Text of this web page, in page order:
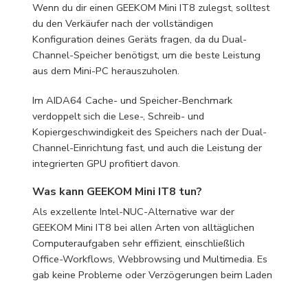
Wenn du dir einen GEEKOM Mini IT8 zulegst, solltest
du den Verkäufer nach der vollständigen
Konfiguration deines Geräts fragen, da du Dual-
Channel-Speicher benötigst, um die beste Leistung
aus dem Mini-PC herauszuholen.
Im AIDA64 Cache- und Speicher-Benchmark
verdoppelt sich die Lese-, Schreib- und
Kopiergeschwindigkeit des Speichers nach der Dual-
Channel-Einrichtung fast, und auch die Leistung der
integrierten GPU profitiert davon.
Was kann GEEKOM Mini IT8 tun?
Als exzellente Intel-NUC-Alternative war der
GEEKOM Mini IT8 bei allen Arten von alltäglichen
Computeraufgaben sehr effizient, einschließlich
Office-Workflows, Webbrowsing und Multimedia. Es
gab keine Probleme oder Verzögerungen beim Laden